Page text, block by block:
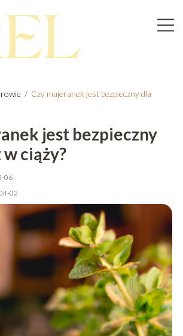
/ Czy majeranek jest bezpieczny dla
jest bezpieczny
ciąży?
06
02